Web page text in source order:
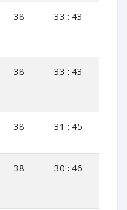
38 33 : 43
38 33 : 43
38 31 : 45
38 30 : 46